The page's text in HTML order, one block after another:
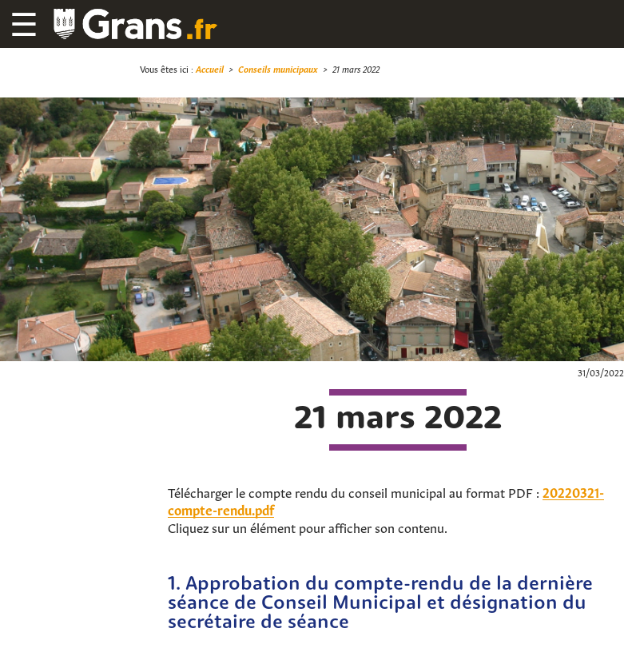
☰
Vous êtes ici : Accueil> Conseils municipaux > 21 mars 2022
31/03/2022
21 mars 2022
Télécharger le compte rendu du conseil municipal au format PDF : 20220321-
compte-rendu.pdf
Cliquez sur un élément pour afficher son contenu.
1. Approbation du compte-rendu de la dernière
séance de Conseil Municipal et désignation du
secrétaire de séance